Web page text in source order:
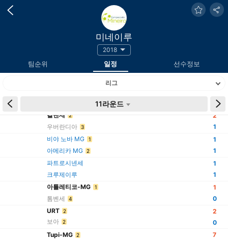
미네이루
2018
팀순위 일정 선수정보
리그
11라운드 결과
칼덴세 2
우버란디아 3
2
1
비야 노바 MG
1
아메리카 MG 2
1
1
파트로시넨세
크루제이루
1
1
아틀레티코-MG
1
톰벤세 4
1
0
URT 2
보아 2
2
0
Tupi-MG 2
7